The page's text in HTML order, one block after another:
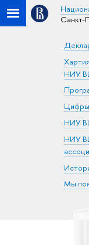
Санкт-
НИУ
НИУ
НИУ
Мы